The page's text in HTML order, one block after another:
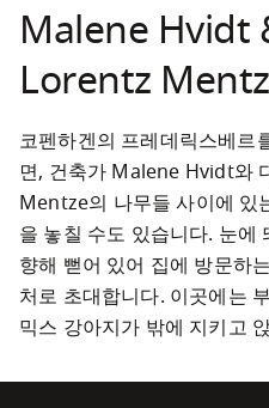
Malene Hvidt
Lorentz
코펜하겐의 프레데릭스베르
면, 건축가 Malene Hvidt와
Mentze의 나무들 사이에 있
을 놓칠 수도 있습니다. 눈에
향해 뻗어 있어 집에 방문하
처로 초대합니다. 이곳에는
믹스 강아지가 밖에 지키고